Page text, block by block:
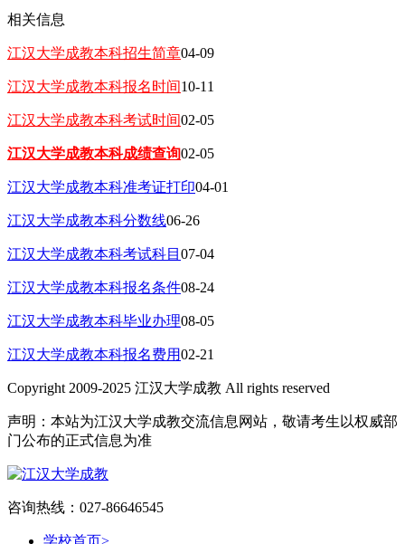
相关信息
江汉大学成教本科招生简章04-09
江汉大学成教本科报名时间10-11
江汉大学成教本科考试时间02-05
江汉大学成教本科成绩查询02-05
江汉大学成教本科准考证打印04-01
江汉大学成教本科分数线06-26
江汉大学成教本科考试科目 07-04
江汉大学成教本科报名条件08-24
江汉大学成教本科毕业办理08-05
江汉大学成教本科报名费用02-21
Copyright 2009-2025 江汉大学成教 All rights reserved
声明：本站为江汉大学成教交流信息网站，敬请考生以权威部
门公布的正式信息为准
咨询热线：027-86646545
学校首页>